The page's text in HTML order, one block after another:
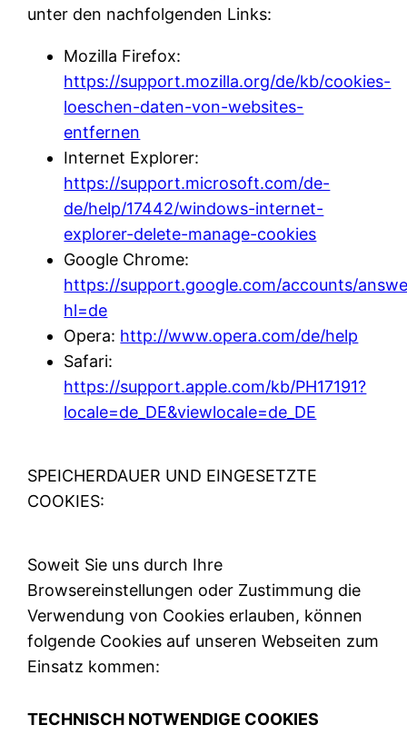
unter den nachfolgenden Links:
Mozilla Firefox:
https://support.mozilla.org/de/kb/cookies-
loeschen-daten-von-websites-
entfernen
Internet Explorer:
https://support.microsoft.com/de-
de/help/17442/windows-internet-
explorer-delete-manage-cookies
Google Chrome:
https://support.google.com/accounts/
hl=de
Opera: http://www.opera.com/de/help
Safari:
https://support.apple.com/kb/PH17191?
locale=de_DE&viewlocale=de_DE
SPEICHERDAUER UND EINGESETZTE
COOKIES:
Soweit Sie uns durch Ihre
Browsereinstellungen oder Zustimmung die
Verwendung von Cookies erlauben, können
folgende Cookies auf unseren Webseiten zum
Einsatz kommen:
TECHNISCH NOTWENDIGE COOKIES